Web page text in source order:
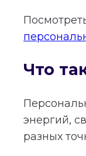
Что
энергий,
разных